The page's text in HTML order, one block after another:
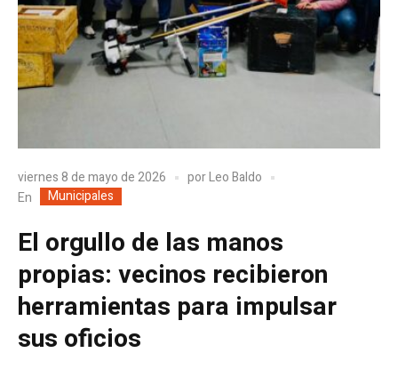
viernes 8 de mayo de 2026 porLeo Baldo
En
Municipales
El orgullo de las manos
propias: vecinos recibieron
herramientas para impulsar
sus oficios